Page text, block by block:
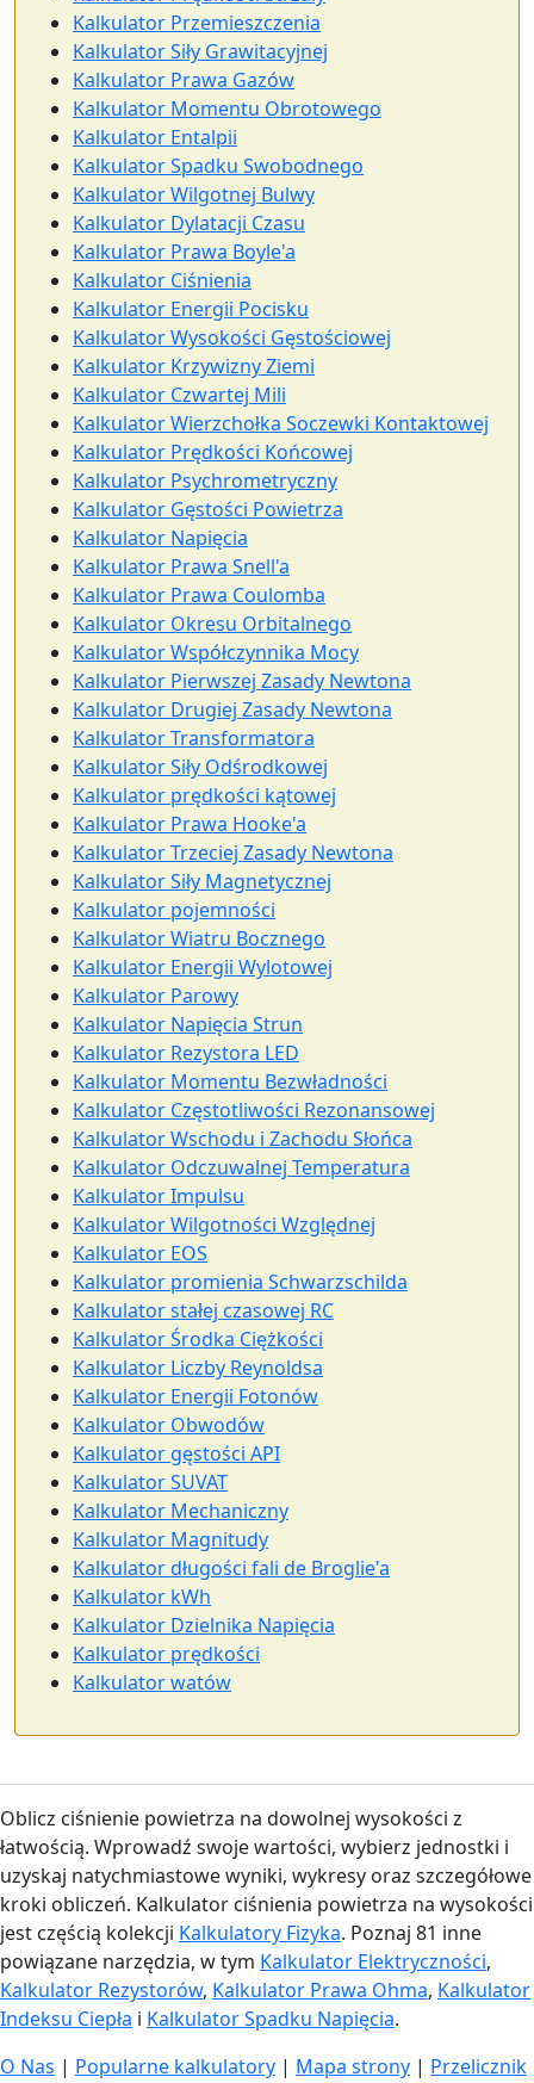
Kalkulator Przemieszczenia
Kalkulator Siły Grawitacyjnej
Kalkulator Prawa Gazów
Kalkulator Momentu Obrotowego
Kalkulator Entalpii
Kalkulator Spadku Swobodnego
Kalkulator Wilgotnej Bulwy
Kalkulator Dylatacji Czasu
Kalkulator Prawa Boyle'a
Kalkulator Ciśnienia
Kalkulator Energii Pocisku
Kalkulator Wysokości Gęstościowej
Kalkulator Krzywizny Ziemi
Kalkulator Czwartej Mili
Kalkulator Wierzchołka Soczewki Kontaktowej
Kalkulator Prędkości Końcowej
Kalkulator Psychrometryczny
Kalkulator Gęstości Powietrza
Kalkulator Napięcia
Kalkulator Prawa Snell'a
Kalkulator Prawa Coulomba
Kalkulator Okresu Orbitalnego
Kalkulator Współczynnika Mocy
Kalkulator Pierwszej Zasady Newtona
Kalkulator Drugiej Zasady Newtona
Kalkulator Transformatora
Kalkulator Siły Odśrodkowej
Kalkulator prędkości kątowej
Kalkulator Prawa Hooke'a
Kalkulator Trzeciej Zasady Newtona
Kalkulator Siły Magnetycznej
Kalkulator pojemności
Kalkulator Wiatru Bocznego
Kalkulator Energii Wylotowej
Kalkulator Parowy
Kalkulator Napięcia Strun
Kalkulator Rezystora LED
Kalkulator Momentu Bezwładności
Kalkulator Częstotliwości Rezonansowej
Kalkulator Wschodu i Zachodu Słońca
Kalkulator Odczuwalnej Temperatura
Kalkulator Impulsu
Kalkulator Wilgotności Względnej
Kalkulator EOS
Kalkulator promienia Schwarzschilda
Kalkulator stałej czasowej RC
Kalkulator Środka Ciężkości
Kalkulator Liczby Reynoldsa
Kalkulator Energii Fotonów
Kalkulator Obwodów
Kalkulator gęstości API
Kalkulator SUVAT
Kalkulator Mechaniczny
Kalkulator Magnitudy
Kalkulator długości fali de Broglie'a
Kalkulator kWh
Kalkulator Dzielnika Napięcia
Kalkulator prędkości
Kalkulator watów
Oblicz ciśnienie powietrza na dowolnej wysokości z
łatwością. Wprowadź swoje wartości, wybierz jednostki i
uzyskaj natychmiastowe wyniki, wykresy oraz szczegółowe
kroki obliczeń. Kalkulator ciśnienia powietrza na wysokości
jest częścią kolekcji Kalkulatory Fizyka. Poznaj 81 inne
powiązane narzędzia, w tym Kalkulator Elektryczności,
Kalkulator Rezystorów, Kalkulator Prawa Ohma, Kalkulator
Indeksu Ciepła i Kalkulator Spadku Napięcia.
O Nas | Popularne kalkulatory | Mapa strony | Przelicznik